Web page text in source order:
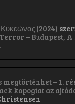
(2024)
– Budapest, A
megtörténhet – 1.
kopogtat az